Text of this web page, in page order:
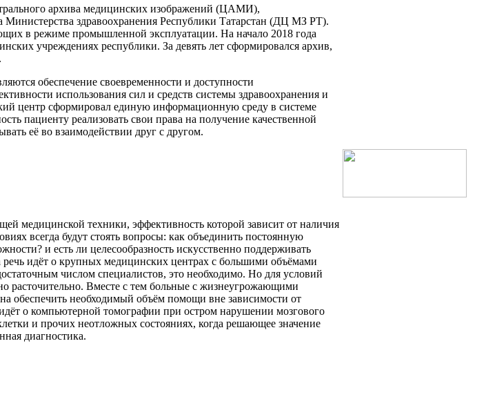
архива медицинских изображений (ЦАМИ),
здравоохранения Республики Татарстан (ДЦ МЗ РТ).
в режиме промышленной эксплуатации. На начало 2018 года
учреждениях республики. За девять лет сформировался архив,
обеспечение своевременности и доступности
использования сил и средств системы здравоохранения и
центр сформировал единую информационную среду в системе
пациенту реализовать свои права на получение качественной
её во взаимодействии друг с другом.
медицинской техники, эффективность которой зависит от наличия
всегда будут стоять вопросы: как объединить постоянную
и есть ли целесообразность искусственно поддерживать
речь идёт о крупных медицинских центрах с большими объёмами
числом специалистов, это необходимо. Но для условий
расточительно. Вместе с тем больные с жизнеугрожающими
обеспечить необходимый объём помощи вне зависимости от
о компьютерной томографии при остром нарушении мозгового
и прочих неотложных состояниях, когда решающее значение
диагностика.